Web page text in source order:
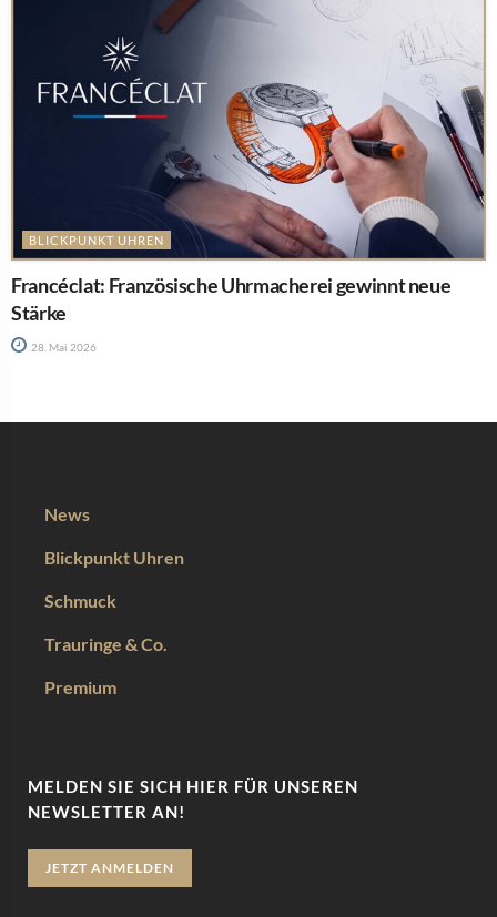
BLICKPUNKT UHREN
Francéclat: Französische Uhrmacherei gewinnt neue
Stärke
28. Mai 2026
News
Blickpunkt Uhren
Schmuck
Trauringe & Co.
Premium
MELDEN SIE SICH HIER FÜR UNSEREN
NEWSLETTER AN!
JETZT ANMELDEN